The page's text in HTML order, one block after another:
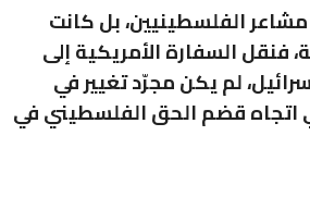
الفلسطينيين، بل كانت
فنقل السفارة الأمريكية إلى
لم يكن مجرّد تغيير في
اتجاه قضم الحق الفلسطيني في